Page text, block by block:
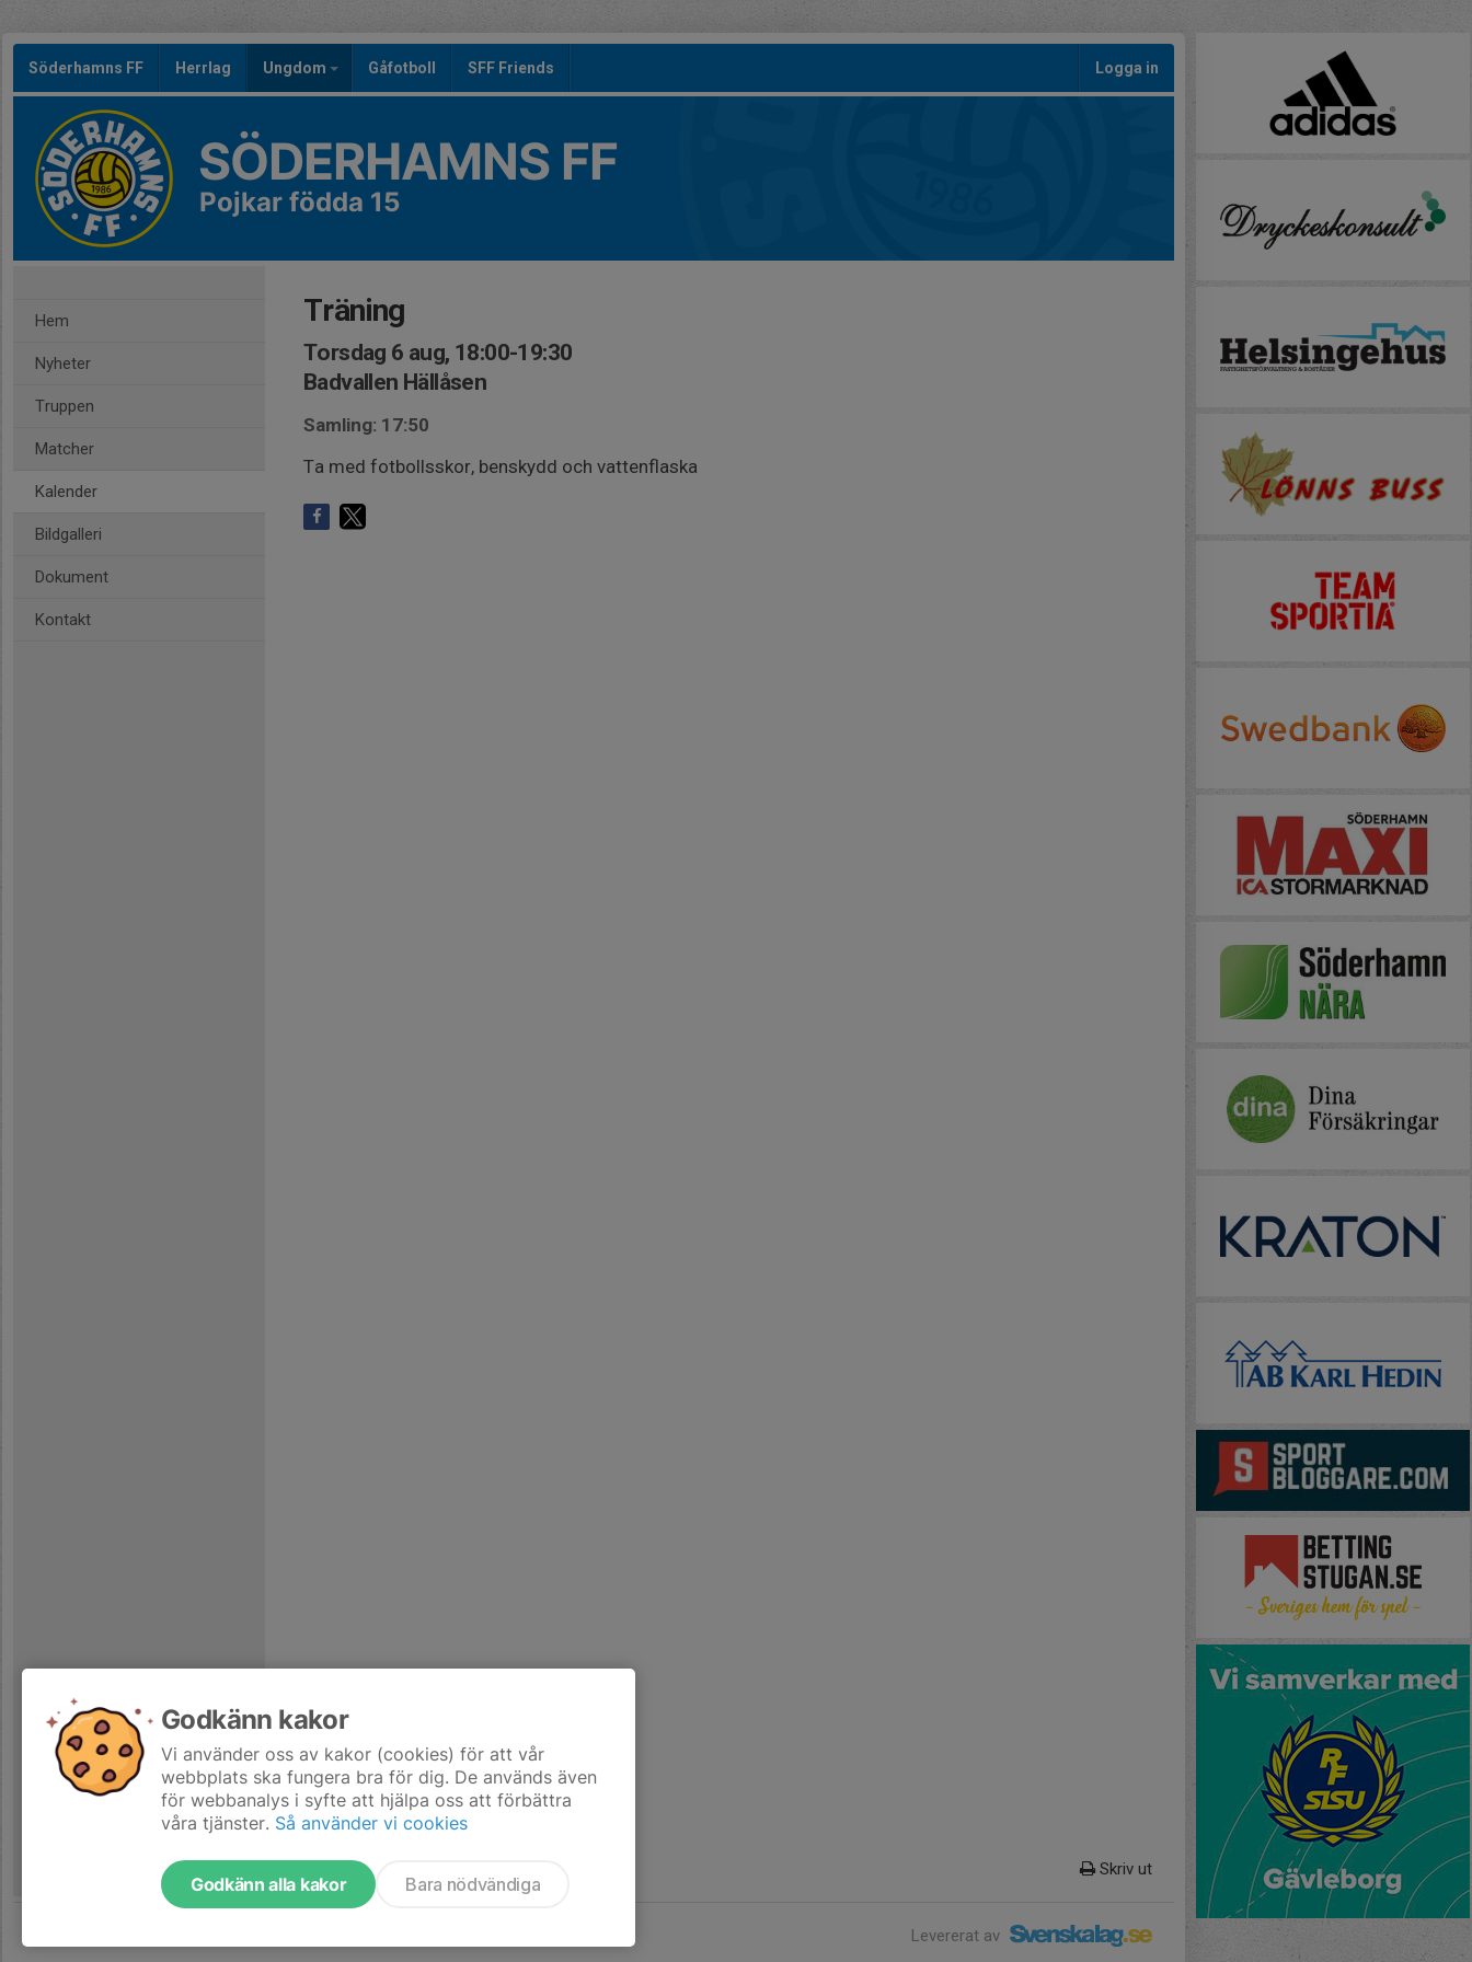
Söderhamns FF Herrlag Ungdom Gåfotboll SFF Friends Logga in
SÖDERHAMNS FF
Pojkar födda 15
Hem
Nyheter
Truppen
Matcher
Kalender
Bildgalleri
Dokument
Kontakt
Träning
Torsdag 6 aug, 18:00-19:30
Badvallen Hällåsen
Samling: 17:50
Ta med fotbollsskor, benskydd och vattenflaska
Skriv ut
Levererat av
Godkänn kakor
Vi använder oss av kakor (cookies) för att vår
webbplats ska fungera bra för dig. De används även
för webbanalys i syfte att hjälpa oss att förbättra
våra tjänster. Så använder vi cookies
Godkänn alla kakor Bara nödvändiga